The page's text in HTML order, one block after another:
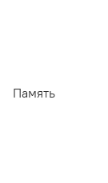
Память